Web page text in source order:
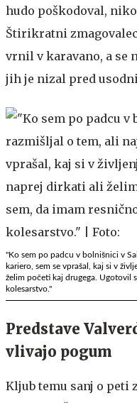
hudo poškodoval,
Štirikratni
vrnil v karavano, a
jih je nizal pred
"Ko sem po padcu v bolnišnici v
kariero, sem se vprašal, kaj si v
želim početi kaj drugega. Ugotovil
kolesarstvo."
Predstave
vlivajo pogum
Kljub temu sanj o peti